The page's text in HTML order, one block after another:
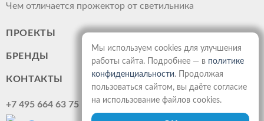
Чем отличается прожектор от светильника
ПРОЕКТЫ
БРЕНДЫ
КОНТАКТЫ
+7 495 664 63 75
Мы используем cookies для улучшения
работы сайта. Подробнее — в политике
конфиденциальности. Продолжая
пользоваться сайтом, вы даёте согласие
на использование файлов cookies.